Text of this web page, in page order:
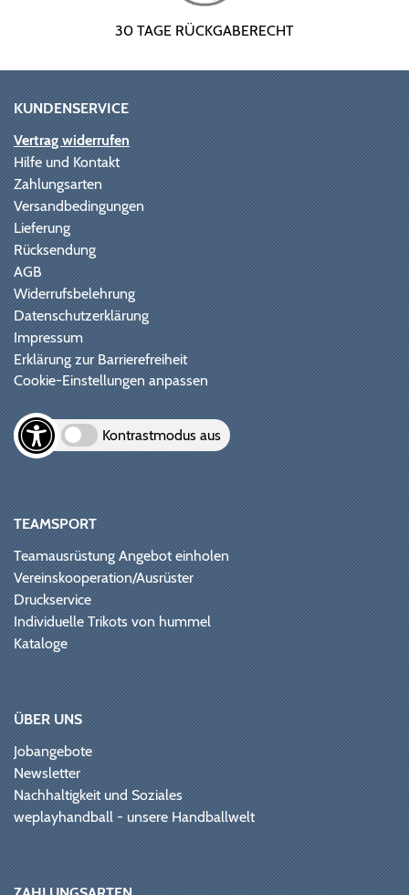
30 TAGE RÜCKGABERECHT
KUNDENSERVICE
Vertrag widerrufen
Hilfe und Kontakt
Zahlungsarten
Versandbedingungen
Lieferung
Rücksendung
AGB
Widerrufsbelehrung
Datenschutzerklärung
Impressum
Erklärung zur Barrierefreiheit
Cookie-Einstellungen anpassen
Kontrastmodus aus
TEAMSPORT
Teamausrüstung Angebot einholen
Vereinskooperation/Ausrüster
Druckservice
Individuelle Trikots von hummel
Kataloge
ÜBER UNS
Jobangebote
Newsletter
Nachhaltigkeit und Soziales
weplayhandball - unsere Handballwelt